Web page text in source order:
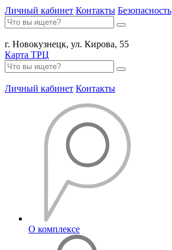
Личный кабинет Контакты Безопасность
г. Новокузнецк, ул. Кирова, 55
Карта ТРЦ
Личный кабинет Контакты
О комплексе